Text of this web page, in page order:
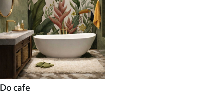
Do cafe